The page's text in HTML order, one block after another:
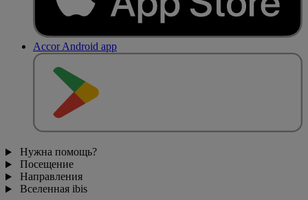
Accor Android app
Нужна помощь?
Посещение
Направления
Вселенная ibis